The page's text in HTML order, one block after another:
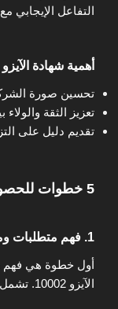
التفاعل الإيجابي
أهمية شهادة الآيزو 10002
تحسين صورة
تعزيز الثقة
تقديم دليل على
5 خطوات للحصول على شهادة الآيزو 10002
1. فهم متطلبات
أول خطوة هي فهم
الآيزو 10002. تشمل هذه المعايير: